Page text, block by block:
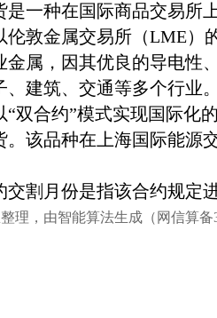
是一种在国际商品交易所
伦敦金属交易所（LME）
金属，因其优良的导电性
、建筑、交通等多个行业
“双合约”模式实现国际化
。该品种在上海国际能源
交割月份是指该合约规定
理，由智能算法生成（网信算备